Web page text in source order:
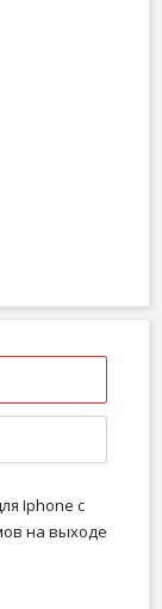
Iphone с
на выходе